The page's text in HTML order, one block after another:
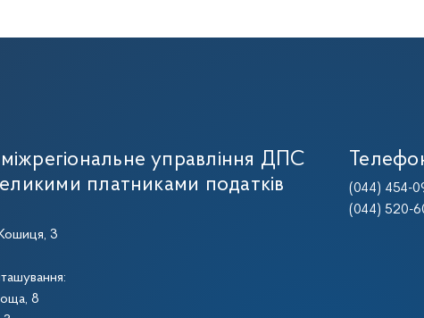
управління ДПС
платниками податків
3
8
(044) 454-
(044) 520-